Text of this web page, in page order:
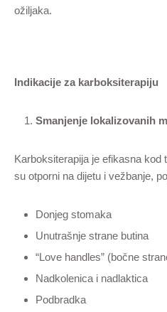
ožiljaka.
Indikacije za karboksiterapiju
Smanjenje lokalizovanih
Karboksiterapija je efikasna
su otporni na dijetu i vežbanje,
Donjeg stomaka
Unutrašnje strane butina
“Love handles” (bočne
Nadkolenica i nadlaktica
Podbradka